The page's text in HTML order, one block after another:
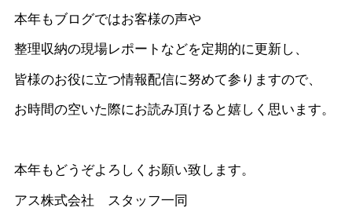
本年もブログではお客様の声や
整理収納の現場レポートなどを定期的に更新し、
皆様のお役に立つ情報配信に努めて参りますので、
お時間の空いた際にお読み頂けると嬉しく思います。
本年もどうぞよろしくお願い致します。
アス株式会社 スタッフ一同